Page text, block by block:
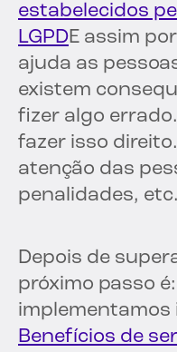
estabelecidos
LGPDE assim
ajuda as
existem
fizer algo
fazer isso
atenção das
penalidades,
Depois de
próximo passo
implementamos
Benefícios de